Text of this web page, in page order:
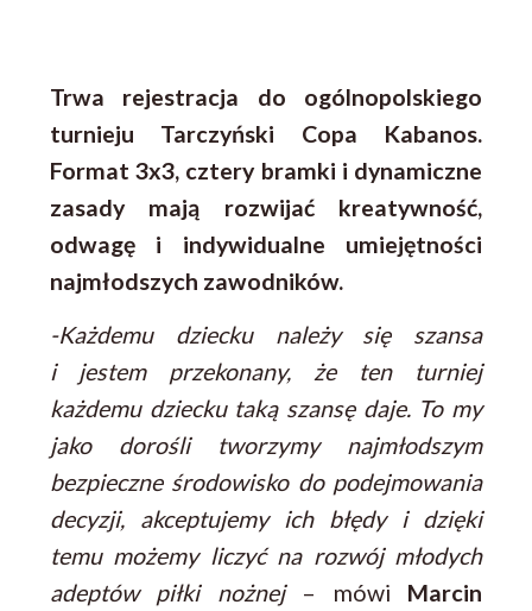
Trwa rejestracja do ogólnopolskiego
turnieju Tarczyński Copa Kabanos.
Format 3x3, cztery bramki i dynamiczne
zasady mają rozwijać kreatywność,
odwagę i indywidualne umiejętności
najmłodszych zawodników.
-Każdemu dziecku należy się szansa
i jestem przekonany, że ten turniej
każdemu dziecku taką szansę daje. To my
jako dorośli tworzymy najmłodszym
bezpieczne środowisko do podejmowania
decyzji, akceptujemy ich błędy i dzięki
temu możemy liczyć na rozwój młodych
adeptów piłki nożnej – mówi Marcin